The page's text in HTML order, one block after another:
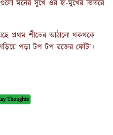
মনের সুখে ওর হাঁ-মুখের ভিতরে
প্রথম শীতের আঠালো থকথকে
পড়া টপ টপ রক্তের ফোঁটা।
Thoughts